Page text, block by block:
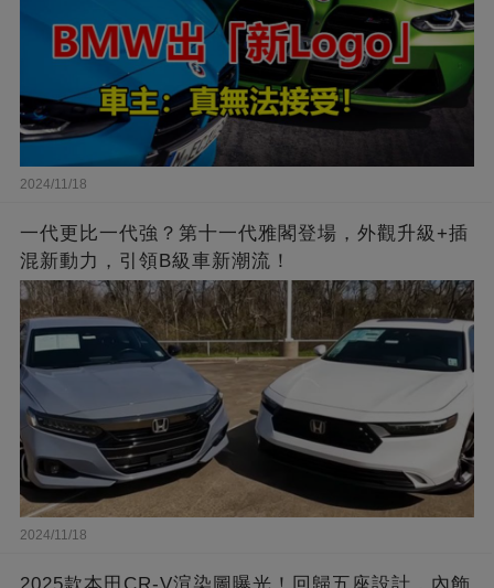
2024/11/18
一代更比一代強？第十一代雅閣登場，外觀升級+插
混新動力，引領B級車新潮流！
2024/11/18